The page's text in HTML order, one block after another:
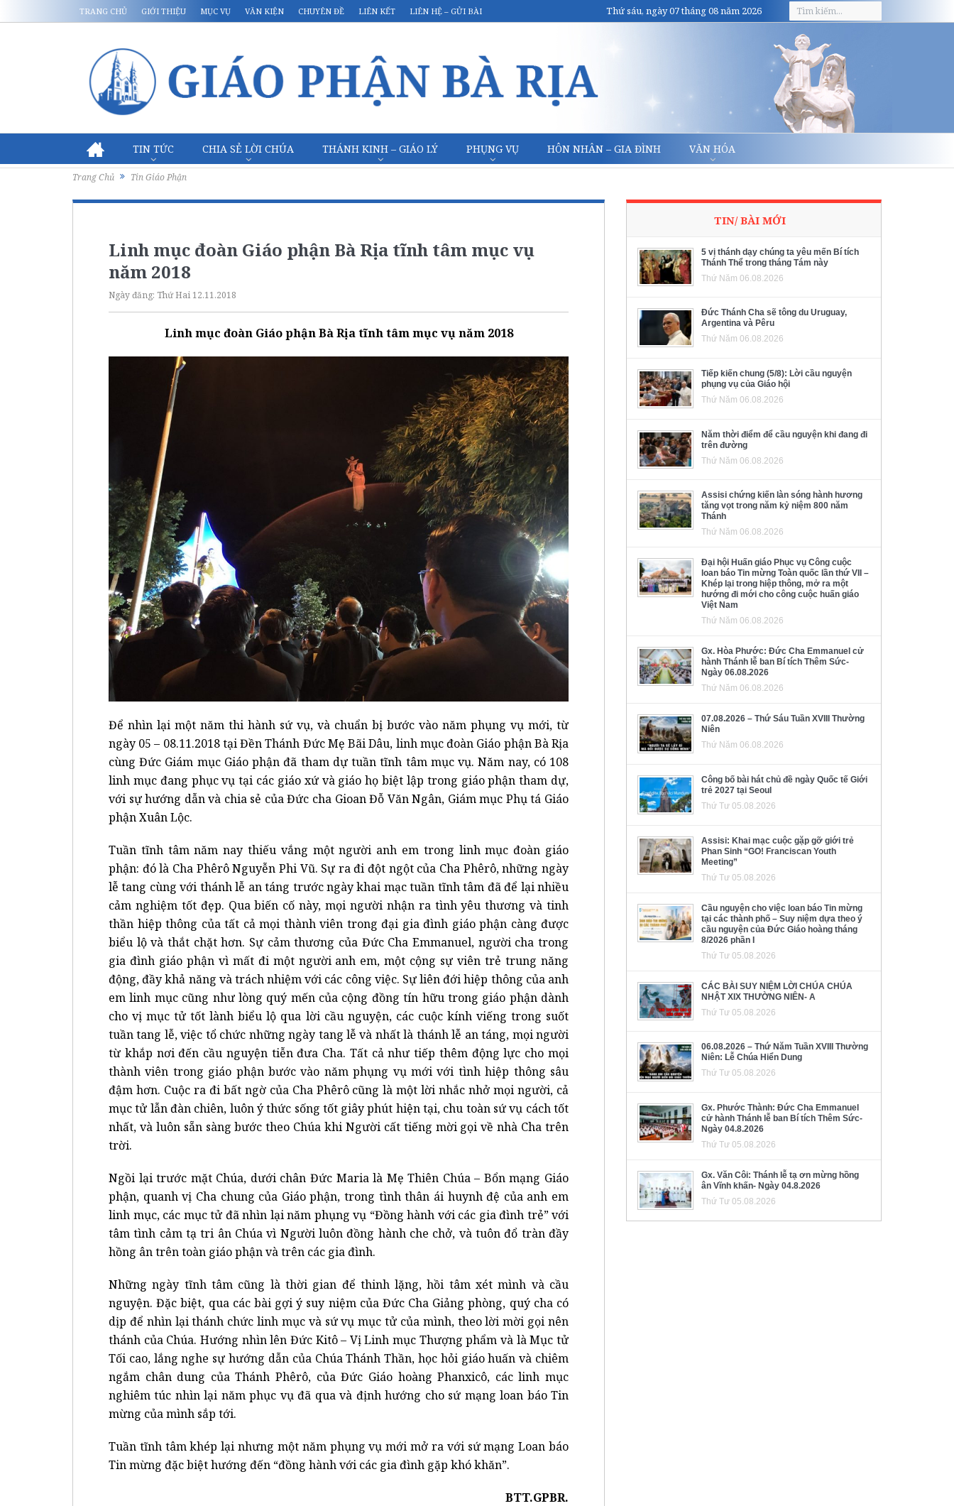
TRANG CHỦ GIỚI THIỆU MỤC VỤ VĂN KIỆN CHUYÊN ĐỀ LIÊN KẾT LIÊN HỆ – GỬI BÀI Thứ sáu, ngày 07 tháng 08 năm 2026
TIN TỨC CHIA SẺ LỜI CHÚA THÁNH KINH – GIÁO LÝ PHỤNG VỤ HÔN NHÂN – GIA ĐÌNH VĂN HÓA
Trang Chủ Tin Giáo Phận
Linh mục đoàn Giáo phận Bà Rịa tĩnh tâm mục vụ
năm 2018
Ngày đăng: Thứ Hai 12.11.2018
Linh mục đoàn Giáo phận Bà Rịatĩnh tâm mục vụ năm 2018
Để nhìn lại một năm thi hành sứ vụ, và chuẩn bị bước vào năm phụng vụ mới, từ
ngày 05 – 08.11.2018 tại Đền Thánh Đức Mẹ Bãi Dâu, linh mục đoàn Giáo phận Bà Rịa
cùng Đức Giám mục Giáo phận đã tham dự tuần tĩnh tâm mục vụ. Năm nay, có 108
linh mục đang phục vụ tại các giáo xứ và giáo họ biệt lập trong giáo phận tham dự,
với sự hướng dẫn và chia sẻ của Đức cha Gioan Đỗ Văn Ngân, Giám mục Phụ tá Giáo
phận Xuân Lộc.
Tuần tĩnh tâm năm nay thiếu vắng một người anh em trong linh mục đoàn giáo
phận: đó là Cha Phêrô Nguyễn Phi Vũ. Sự ra đi đột ngột của Cha Phêrô, những ngày
lễ tang cùng với thánh lễ an táng trước ngày khai mạc tuần tĩnh tâm đã để lại nhiều
cảm nghiệm tốt đẹp. Qua biến cố này, mọi người nhận ra tình yêu thương và tinh
thần hiệp thông của tất cả mọi thành viên trong đại gia đình giáo phận càng được
biểu lộ và thắt chặt hơn. Sự cảm thương của Đức Cha Emmanuel, người cha trong
gia đình giáo phận vì mất đi một người anh em, một cộng sự viên trẻ trung năng
động, đầy khả năng và trách nhiệm với các công việc. Sự liên đới hiệp thông của anh
em linh mục cũng như lòng quý mến của cộng đồng tín hữu trong giáo phận dành
cho vị mục tử tốt lành biểu lộ qua lời cầu nguyện, các cuộc kính viếng trong suốt
tuần tang lễ, việc tổ chức những ngày tang lễ và nhất là thánh lễ an táng, mọi người
từ khắp nơi đến cầu nguyện tiễn đưa Cha. Tất cả như tiếp thêm động lực cho mọi
thành viên trong giáo phận bước vào năm phụng vụ mới với tình hiệp thông sâu
đậm hơn. Cuộc ra đi bất ngờ của Cha Phêrô cũng là một lời nhắc nhở mọi người, cả
mục tử lẫn đàn chiên, luôn ý thức sống tốt giây phút hiện tại, chu toàn sứ vụ cách tốt
nhất, và luôn sẵn sàng bước theo Chúa khi Người cất tiếng mời gọi về nhà Cha trên
trời.
Ngồi lại trước mặt Chúa, dưới chân Đức Maria là Mẹ Thiên Chúa – Bổn mạng Giáo
phận, quanh vị Cha chung của Giáo phận, trong tình thân ái huynh đệ của anh em
linh mục, các mục tử đã nhìn lại năm phụng vụ “Đồng hành với các gia đình trẻ” với
tâm tình cảm tạ tri ân Chúa vì Người luôn đồng hành che chở, và tuôn đổ tràn đầy
hồng ân trên toàn giáo phận và trên các gia đình.
Những ngày tĩnh tâm cũng là thời gian để thinh lặng, hồi tâm xét mình và cầu
nguyện. Đặc biệt, qua các bài gợi ý suy niệm của Đức Cha Giảng phòng, quý cha có
dịp để nhìn lại thánh chức linh mục và sứ vụ mục tử của mình, theo lời mời gọi nên
thánh của Chúa. Hướng nhìn lên Đức Kitô – Vị Linh mục Thượng phẩm và là Mục tử
Tối cao, lắng nghe sự hướng dẫn của Chúa Thánh Thần, học hỏi giáo huấn và chiêm
ngắm chân dung của Thánh Phêrô, của Đức Giáo hoàng Phanxicô, các linh mục
nghiêm túc nhìn lại năm phục vụ đã qua và định hướng cho sứ mạng loan báo Tin
mừng của mình sắp tới.
Tuần tĩnh tâm khép lại nhưng một năm phụng vụ mới mở ra với sứ mạng Loan báo
Tin mừng đặc biệt hướng đến “đồng hành với các gia đình gặp khó khăn”.
BTT.GPBR.
TIN/ BÀI MỚI
5 vị thánh dạy chúng ta yêu mến Bí tích
Thánh Thể trong tháng Tám này
Thứ Năm 06.08.2026
Đức Thánh Cha sẽ tông du Uruguay,
Argentina và Pêru
Thứ Năm 06.08.2026
Tiếp kiến chung (5/8): Lời cầu nguyện
phụng vụ của Giáo hội
Thứ Năm 06.08.2026
Năm thời điểm để cầu nguyện khi đang đi
trên đường
Thứ Năm 06.08.2026
Assisi chứng kiến làn sóng hành hương
tăng vọt trong năm kỷ niệm 800 năm
Thánh
Thứ Năm 06.08.2026
Đại hội Huấn giáo Phục vụ Công cuộc
loan báo Tin mừng Toàn quốc lần thứ VII –
Khép lại trong hiệp thông, mở ra một
hướng đi mới cho công cuộc huấn giáo
Việt Nam
Thứ Năm 06.08.2026
Gx. Hòa Phước: Đức Cha Emmanuel cử
hành Thánh lễ ban Bí tích Thêm Sức-
Ngày 06.08.2026
Thứ Năm 06.08.2026
07.08.2026 – Thứ Sáu Tuần XVIII Thường
Niên
Thứ Năm 06.08.2026
Công bố bài hát chủ đề ngày Quốc tế Giới
trẻ 2027 tại Seoul
Thứ Tư 05.08.2026
Assisi: Khai mạc cuộc gặp gỡ giới trẻ
Phan Sinh “GO! Franciscan Youth
Meeting”
Thứ Tư 05.08.2026
Cầu nguyện cho việc loan báo Tin mừng
tại các thành phố – Suy niệm dựa theo ý
cầu nguyện của Đức Giáo hoàng tháng
8/2026 phần I
Thứ Tư 05.08.2026
CÁC BÀI SUY NIỆM LỜI CHÚA CHÚA
NHẬT XIX THƯỜNG NIÊN- A
Thứ Tư 05.08.2026
06.08.2026 – Thứ Năm Tuần XVIII Thường
Niên: Lễ Chúa Hiển Dung
Thứ Tư 05.08.2026
Gx. Phước Thành: Đức Cha Emmanuel
cử hành Thánh lễ ban Bí tích Thêm Sức-
Ngày 04.8.2026
Thứ Tư 05.08.2026
Gx. Văn Côi: Thánh lễ tạ ơn mừng hồng
ân Vĩnh khấn- Ngày 04.8.2026
Thứ Tư 05.08.2026